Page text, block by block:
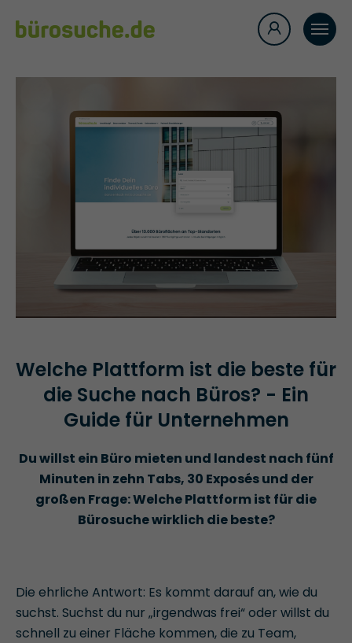
Welche Plattform ist die beste für
die Suche nach Büros? - Ein
Guide für Unternehmen
Du willst ein Büro mieten und landest nach fünf
Minuten in zehn Tabs, 30 Exposés und der
großen Frage: Welche Plattform ist für die
Bürosuche wirklich die beste?
Die ehrliche Antwort: Es kommt darauf an, wie du
suchst. Suchst du nur „irgendwas frei“ oder willst du
schnell zu einer Fläche kommen, die zu Team,